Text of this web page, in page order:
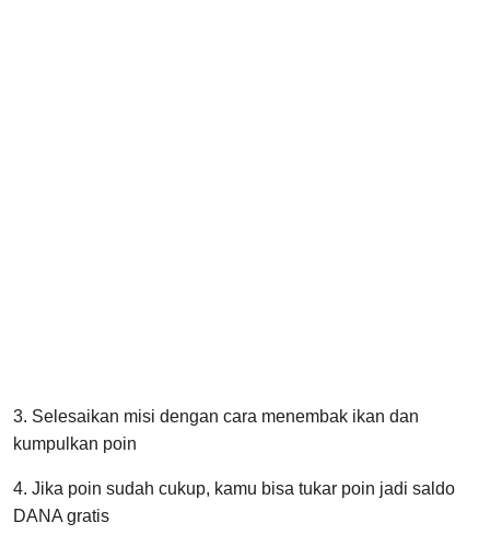
3. Selesaikan misi dengan cara menembak ikan dan
kumpulkan poin
4. Jika poin sudah cukup, kamu bisa tukar poin jadi saldo
DANA gratis